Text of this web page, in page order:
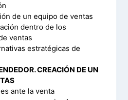
de un equipo de ventas
dentro de los
ventas
estratégicas de
CREACIÓN DE UN
ante la venta